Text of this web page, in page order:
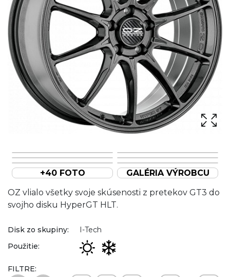
+40 FOTO
GALÉRIA VÝROBCU
OZ vlialo všetky svoje skúsenosti z pretekov GT3 do
svojho disku HyperGT HLT.
Disk zo skupiny:
I-Tech
Použitie:
FILTRE: